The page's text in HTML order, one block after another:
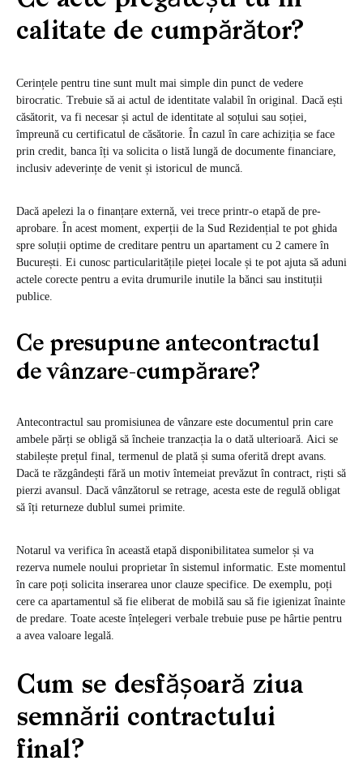
calitate de cumpărător?
Cerințele pentru tine sunt mult mai simple din punct de vedere
birocratic. Trebuie să ai actul de identitate valabil în original. Dacă ești
căsătorit, va fi necesar și actul de identitate al soțului sau soției,
împreună cu certificatul de căsătorie. În cazul în care achiziția se face
prin credit, banca îți va solicita o listă lungă de documente financiare,
inclusiv adeverințe de venit și istoricul de muncă.
Dacă apelezi la o finanțare externă, vei trece printr-o etapă de pre-
aprobare. În acest moment, experții de la Sud Rezidențial te pot ghida
spre soluții optime de creditare pentru un apartament cu 2 camere în
București. Ei cunosc particularitățile pieței locale și te pot ajuta să aduni
actele corecte pentru a evita drumurile inutile la bănci sau instituții
publice.
Ce presupune antecontractul
de vânzare-cumpărare?
Antecontractul sau promisiunea de vânzare este documentul prin care
ambele părți se obligă să încheie tranzacția la o dată ulterioară. Aici se
stabilește prețul final, termenul de plată și suma oferită drept avans.
Dacă te răzgândești fără un motiv întemeiat prevăzut în contract, riști să
pierzi avansul. Dacă vânzătorul se retrage, acesta este de regulă obligat
să îți returneze dublul sumei primite.
Notarul va verifica în această etapă disponibilitatea sumelor și va
rezerva numele noului proprietar în sistemul informatic. Este momentul
în care poți solicita inserarea unor clauze specifice. De exemplu, poți
cere ca apartamentul să fie eliberat de mobilă sau să fie igienizat înainte
de predare. Toate aceste înțelegeri verbale trebuie puse pe hârtie pentru
a avea valoare legală.
Cum se desfășoară ziua
semnării contractului
final?